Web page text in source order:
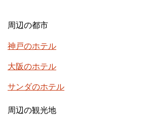
周辺の都市
神戸のホテル
大阪のホテル
サンダのホテル
周辺の観光地